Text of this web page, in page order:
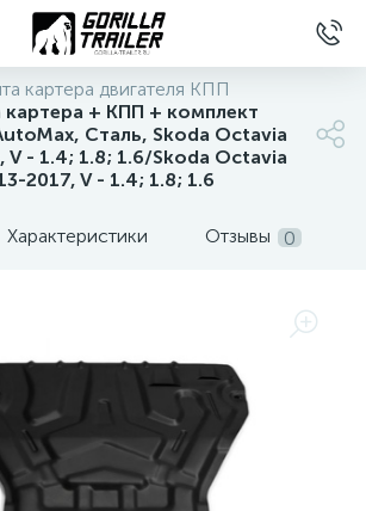
картера двигателя КПП
+ КПП + комплект
Сталь, Skoda Octavia
V - 1.4; 1.8; 1.6/Skoda Octavia
2017, V - 1.4; 1.8; 1.6
Характеристики Отзывы 0